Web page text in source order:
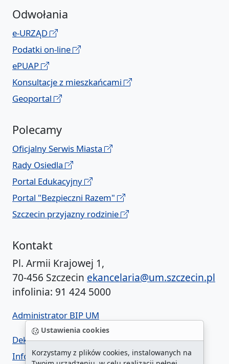
Ustawienia cookies
Korzystamy z plików cookies, instalowanych na
Odwołania
e-URZĄD
Podatki on-line
ePUAP
Konsultacje z mieszkańcami
Geoportal
Polecamy
Oficjalny Serwis Miasta
Rady Osiedla
Portal Edukacyjny
Portal "Bezpieczni Razem"
Szczecin przyjazny rodzinie
Kontakt
Pl. Armii Krajowej 1,
70-456 Szczecin ekancelaria@um.szczecin.pl
infolinia: 91 424 5000
Administrator BIP UM
Deklaracja dostępności
Informacja o urzędzie w ETR